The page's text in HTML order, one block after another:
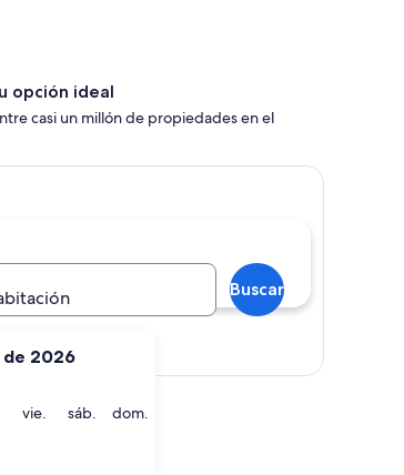
2026
jueves
vie. viernes
sáb. sábado
dom.
Buscar
opción ideal
casi un millón de propiedades en el